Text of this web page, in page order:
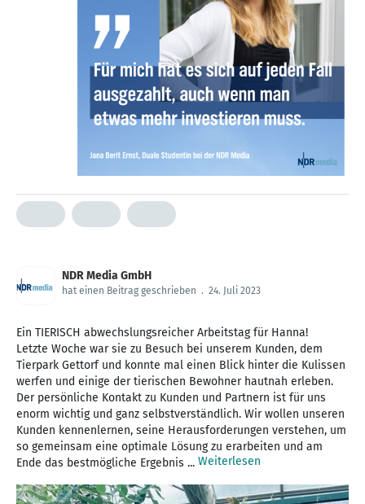
NDR Media GmbH
hat einen Beitrag geschrieben . 24. Juli 2023
Ein TIERISCH abwechslungsreicher Arbeitstag für Hanna!
Letzte Woche war sie zu Besuch bei unserem Kunden, dem
Tierpark Gettorf und konnte mal einen Blick hinter die Kulissen
werfen und einige der tierischen Bewohner hautnah erleben.
Der persönliche Kontakt zu Kunden und Partnern ist für uns
enorm wichtig und ganz selbstverständlich. Wir wollen unseren
Kunden kennenlernen, seine Herausforderungen verstehen, um
so gemeinsam eine optimale Lösung zu erarbeiten und am
Ende das bestmögliche Ergebnis ... Weiterlesen